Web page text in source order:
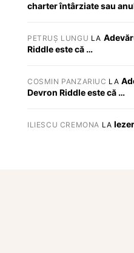
charter întârziate sau
PETRUȘ LUNGU LA
Riddle este că …
COSMIN PANZARIUC LA
Devron Riddle este că …
ILIESCU CREMONA LA